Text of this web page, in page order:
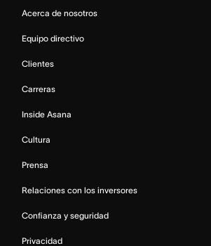
Acerca de nosotros
Equipo directivo
Clientes
Carreras
Inside Asana
Cultura
Prensa
Relaciones con los inversores
Confianza y seguridad
Privacidad